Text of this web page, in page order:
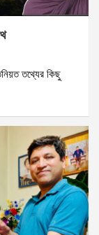
তথ্যের কিছু